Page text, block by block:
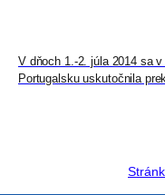
V dňoch 1.-2. júla 2014 sa
Portugalsku uskutočnila